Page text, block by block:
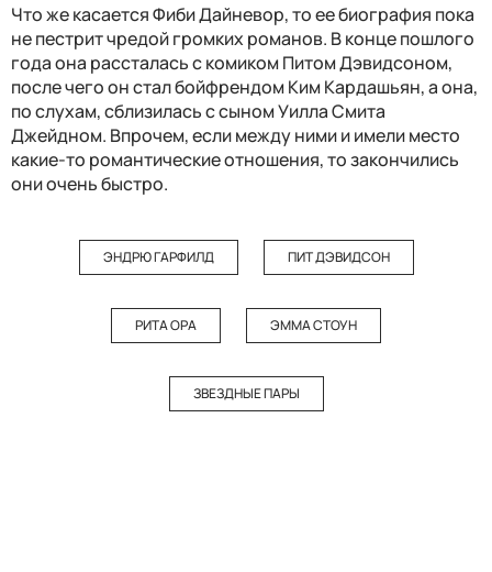
Что же касается Фиби Дайневор, то ее биография пока
не пестрит чредой громких романов. В конце пошлого
года она рассталась с комиком Питом Дэвидсоном,
после чего он стал бойфрендом Ким Кардашьян, а она,
по слухам, сблизилась с сыном Уилла Смита
Джейдном. Впрочем, если между ними и имели место
какие-то романтические отношения, то закончились
они очень быстро.
ЭНДРЮ ГАРФИЛД ПИТ ДЭВИДСОН
РИТА ОРА ЭММА СТОУН
ЗВЕЗДНЫЕ ПАРЫ